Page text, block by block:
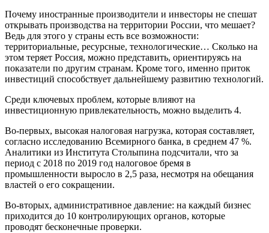
Почему иностранные производители и инвесторы не спешат
открывать производства на территории России, что мешает?
Ведь для этого у страны есть все возможности:
территориальные, ресурсные, технологические… Сколько на
этом теряет Россия, можно представить, ориентируясь на
показатели по другим странам. Кроме того, именно приток
инвестиций способствует дальнейшему развитию технологий.
Среди ключевых проблем, которые влияют на
инвестиционную привлекательность, можно выделить 4.
Во-первых, высокая налоговая нагрузка, которая составляет,
согласно исследованию Всемирного банка, в среднем 47 %.
Аналитики из Института Столыпина подсчитали, что за
период с 2018 по 2019 год налоговое бремя в
промышленности выросло в 2,5 раза, несмотря на обещания
властей о его сокращении.
Во-вторых, административное давление: на каждый бизнес
приходится до 10 контролирующих органов, которые
проводят бесконечные проверки.